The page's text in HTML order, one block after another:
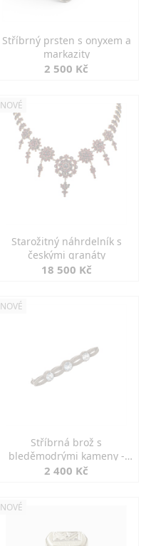
Stříbrný prsten s onyxem a
markazity
2 500 Kč
NOVÉ
Starožitný náhrdelník s
českými granáty
18 500 Kč
NOVÉ
Stříbrná brož s
bleděmodrými kameny -
jemná elegance
2 400 Kč
NOVÉ